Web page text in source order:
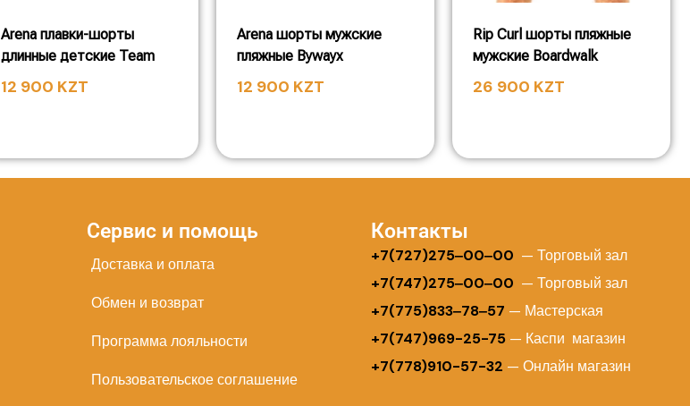
Arena плавки-шорты
длинные детские Team
12 900 KZT
Arena шорты мужские
пляжные Bywayx
12 900 KZT
Rip Curl шорты пляжные
мужские Boardwalk
26 900 KZT
Сервис и помощь
Доставка и оплата
Обмен и возврат
Программа лояльности
Пользовательское соглашение
Контакты
+7(727)275‒00‒00 — Торговый зал
+7(747)275‒00‒00 — Торговый зал
+7(775)833‒78‒57 — Мастерская
+7(747)969-25-75— Каспи магазин
+7(778)910-57-32 — Онлайн магазин